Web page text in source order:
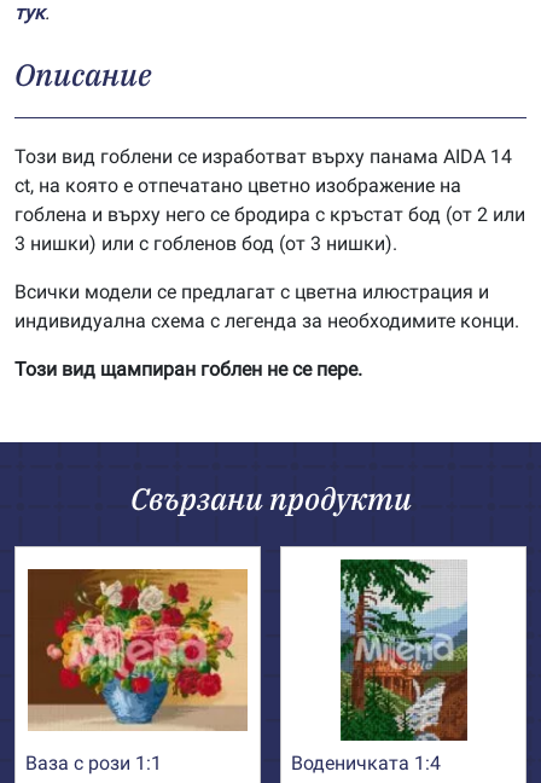
тук.
Описание
Този вид гоблени се изработват върху панама AIDA 14
ct, на която е отпечатано цветно изображение на
гоблена и върху него се бродира с кръстат бод (от 2 или
3 нишки) или с гобленов бод (от 3 нишки).
Всички модели се предлагат с цветна илюстрация и
индивидуална схема с легенда за необходимите конци.
Този вид щампиран гоблен не се пере.
Свързани продукти
Ваза с рози 1:1 Воденичката 1:4